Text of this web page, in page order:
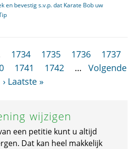
en bevestig s.v.p. dat Karate Bob uw
1734 1735 1736
1737
1741 1742 …
Volgende
› Laatste »
wijzigen
een petitie kunt u altijd
Dat kan heel makkelijk